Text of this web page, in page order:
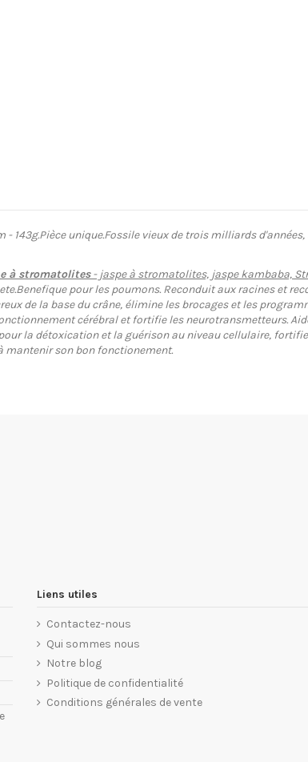
- 143g.Pièce unique.Fossile vieux de trois milliards
à stromatolites- jaspe à stromatolites, jaspe kambaba,
pour les poumons. Reconduit aux racines et
de la base du crâne, élimine les brocages et les
cérébral et fortifie les neurotransmetteurs.
la détoxication et la guérison au niveau cellulaire,
mantenir son bon fonctionement.
Liens utiles
Contactez-nous
Qui sommes nous
Notre blog
Politique de confidentialité
Conditions générales de vente